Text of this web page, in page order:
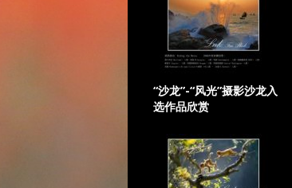
“沙龙”-“风光”摄影沙龙入
选作品欣赏